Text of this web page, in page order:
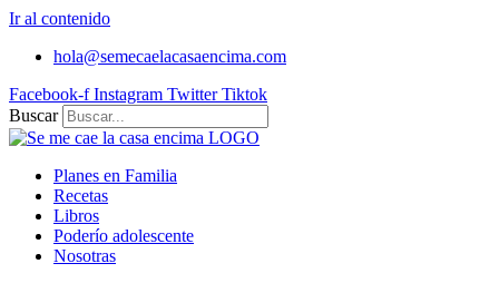
Ir al contenido
hola@semecaelacasaencima.com
Facebook-f Instagram Twitter Tiktok
Buscar
Planes en Familia
Recetas
Libros
Poderío adolescente
Nosotras